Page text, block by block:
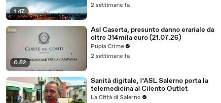
1:47
2 settimane fa
0:52
Asl Caserta, presunto danno erariale da
oltre 314mila euro (21.07.26)
Pupia Crime
2 settimane fa
Sanità digitale, l’ASL Salerno porta la
telemedicina al Cilento Outlet
La Città di Salerno